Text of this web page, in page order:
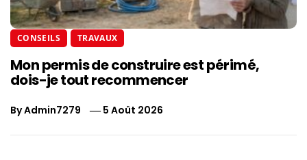
CONSEILS TRAVAUX
Mon permis de construire est périmé,
dois-je tout recommencer
ByAdmin7279 5 Août 2026